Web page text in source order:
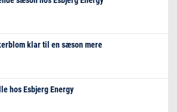
klar til en sæson mere
hos Esbjerg Energy